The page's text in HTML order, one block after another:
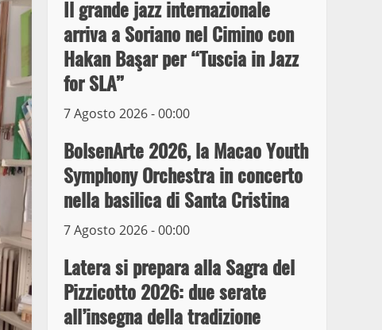
Il grande jazz internazionale
arriva a Soriano nel Cimino con
Hakan Başar per “Tuscia in Jazz
for SLA”
7 Agosto 2026 - 00:00
BolsenArte 2026, la Macao Youth
Symphony Orchestra in concerto
nella basilica di Santa Cristina
7 Agosto 2026 - 00:00
Latera si prepara alla Sagra del
Pizzicotto 2026: due serate
all’insegna della tradizione
Wiplanet Baseball supera
il Napoli
4
La Polizia di Stato arresta
il ladro seriale delle auto
in sosta a Viterbo
10 Maggio 2023
5
Prorogata la mostra dei
bozzetti di Michelangelo
Buonarroti ospitata al
Museo dei Portici
19 Gennaio 2023